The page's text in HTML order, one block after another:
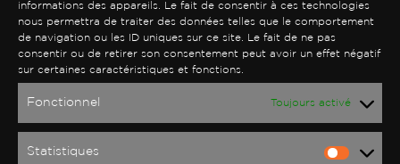
informations des appareils. Le fait de consentir à ces technologies
nous permettra de traiter des données telles que le comportement
de navigation ou les ID uniques sur ce site. Le fait de ne pas
consentir ou de retirer son consentement peut avoir un effet négatif
sur certaines caractéristiques et fonctions.
Fonctionnel Toujours activé
Statistiques
soon.
To serve you better, our site is in
maintenance mode for a few days. We
will be back very soon with new offers
for you.